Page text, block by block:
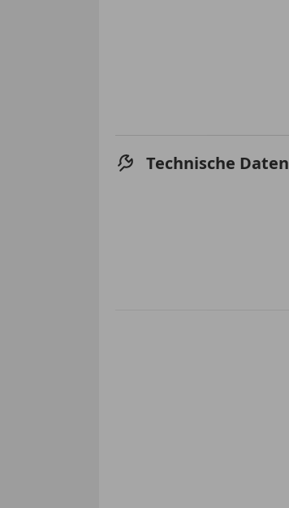
Technische Daten